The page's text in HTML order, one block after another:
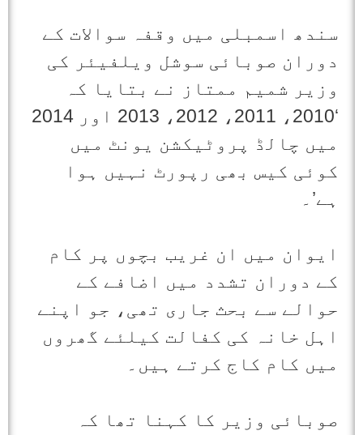
سندھ اسمبلی میں وقفہ سوالات کے
دوران صوبائی سوشل ویلفیئر کی
وزیر شمیم ممتاز نے بتایا کہ
‘2010، 2011، 2012، 2013 اور 2014
میں چالڈ پروٹیکشن یونٹ میں
کوئی کیس بھی رپورٹ نہیں ہوا
ہے’۔
ایوان میں ان غریب بچوں پر کام
کے دوران تشدد میں اضافے کے
حوالے سے بحث جاری تھی، جو اپنے
اہل خانہ کی کفالت کیلئے گھروں
میں کام کاج کرتے ہیں۔
صوبائی وزیر کا کہنا تھا کہ